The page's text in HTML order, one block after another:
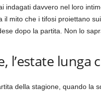
indagati davvero nel loro
il mito che i tifosi proiettano
dopo la partita. Non lo
l’estate lunga
della stagione, quando